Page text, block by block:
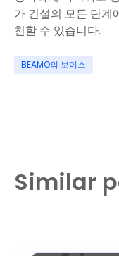
가 건설의 모든 단계
천할 수 있습니다.
BEAMO의 보이스
Similar